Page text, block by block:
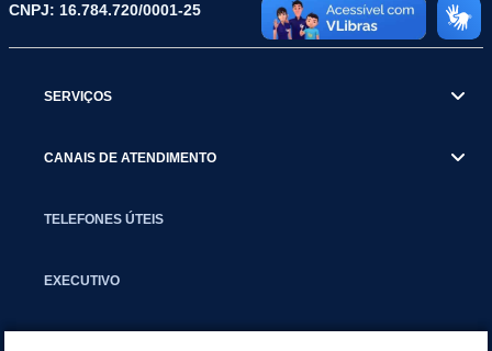
CNPJ: 16.784.720/0001-25
SERVIÇOS
CANAIS DE ATENDIMENTO
TELEFONES ÚTEIS
EXECUTIVO